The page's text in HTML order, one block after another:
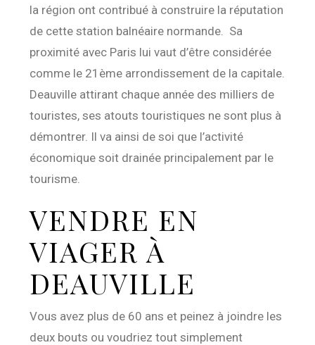
la région ont contribué à construire la réputation
de cette station balnéaire normande. Sa
proximité avec Paris lui vaut d’être considérée
comme le 21ème arrondissement de la capitale.
Deauville attirant chaque année des milliers de
touristes, ses atouts touristiques ne sont plus à
démontrer. Il va ainsi de soi que l’activité
économique soit drainée principalement par le
tourisme.
VENDRE EN
VIAGER À
DEAUVILLE
Vous avez plus de 60 ans et peinez à joindre les
deux bouts ou voudriez tout simplement